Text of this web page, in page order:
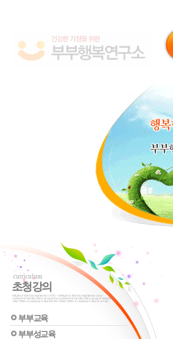
curriculum
초청강의
부부교육
부부성교육